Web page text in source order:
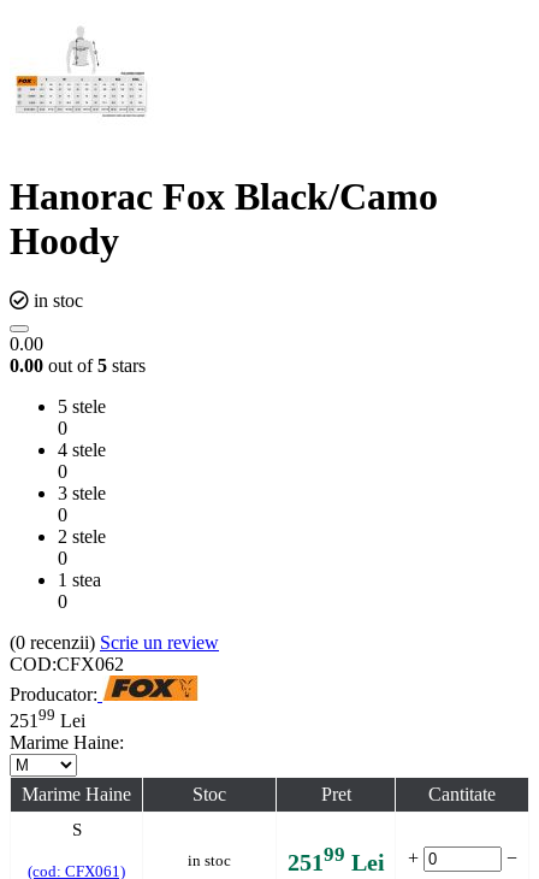
Hanorac Fox Black/Camo
Hoody
in stoc
0.00
0.00 out of5 stars
5 stele
0
4 stele
0
3 stele
0
2 stele
0
1 stea
0
(0 recenzii) Scrie un review
COD:CFX062
Producator:
251 99 Lei
Marime Haine:
Marime Haine Stoc Pret Cantitate
S
(cod: CFX061)
in stoc 25199 Lei + −